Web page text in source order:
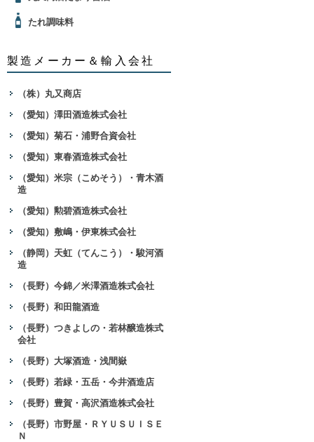
たれ調味料
製造メーカー＆輸入会社
（株）丸又商店
（愛知）澤田酒造株式会社
（愛知）菊石・浦野合資会社
（愛知）東春酒造株式会社
（愛知）米宗（こめそう）・青木酒
造
（愛知）勲碧酒造株式会社
（愛知）敷嶋・伊東株式会社
（静岡）天虹（てんこう）・駿河酒
造
（長野）今錦／米澤酒造株式会社
（長野）和田龍酒造
（長野）つきよしの・若林醸造株式
会社
（長野）大塚酒造・浅間嶽
（長野）若緑・五岳・今井酒造店
（長野）豊賀・高沢酒造株式会社
（長野）市野屋・ＲＹＵＳＵＩＳＥ
Ｎ